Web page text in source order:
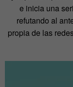
e inicia una
refutando al
propia de las